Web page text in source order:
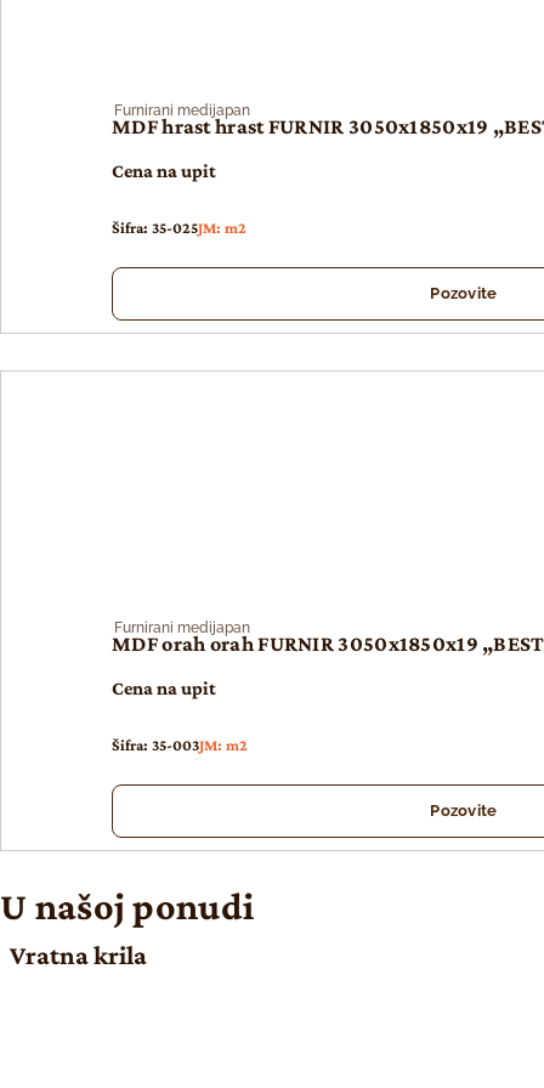
Furnirani medijapan
MDF hrast hrast FURNIR 3050x1850x19
Cena na upit
Šifra: 35-025JM: m2
Pozovite
Furnirani medijapan
MDF orah orah FURNIR 3050x1850x19
Cena na upit
Šifra: 35-003JM: m2
Pozovite
U našoj ponudi
Vratna krila